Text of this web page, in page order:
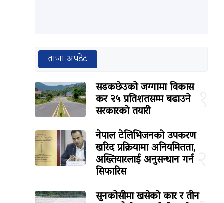
ताजा अपडेट
सडकछेउको जग्गामा विकास
कर २५ प्रतिशतसम्म बढाउने
सरकारको तयारी
नेपाल टेलिभिजनको उपकरण
खरिद प्रक्रियामा अनियमितता,
अख्तियारलाई अनुसन्धान गर्न
सिफारिस
सुनकोसीमा खसेको कार र तीन